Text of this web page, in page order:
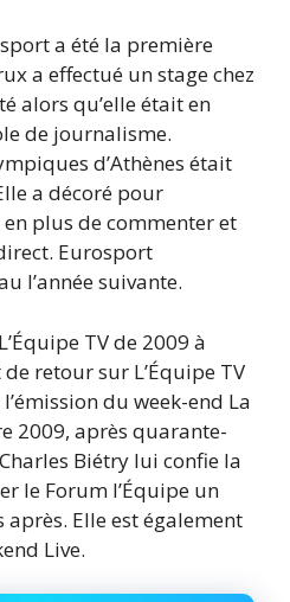
a été la première
a effectué un stage chez
alors qu’elle était en
de journalisme.
d’Athènes était
a décoré pour
plus de commenter et
Eurosport
l’année suivante.
TV de 2009 à
retour sur L’Équipe TV
du week-end La
2009, après quarante-
Biétry lui confie la
le Forum l’Équipe un
Elle est également
Live.